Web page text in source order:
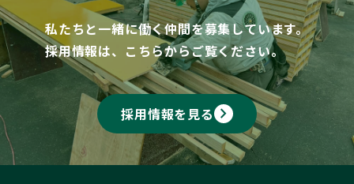
私たちと一緒に働く仲間を募集しています。
採用情報は、こちらからご覧ください。
採用情報を見るkeyboard_arrow_right